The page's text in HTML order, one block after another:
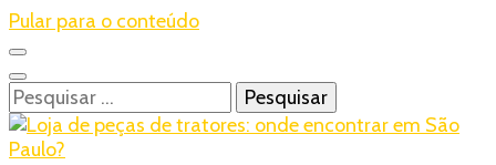
Pular para o conteúdo
Pesquisar
por: